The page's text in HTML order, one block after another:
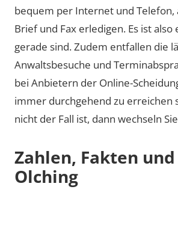
bequem per Internet und Telefon,
Brief und Fax erledigen. Es ist also
gerade sind. Zudem entfallen die
Anwaltsbesuche und
bei Anbietern der Online-
immer durchgehend zu erreichen
nicht der Fall ist, dann wechseln
Zahlen, Fakten
Olching